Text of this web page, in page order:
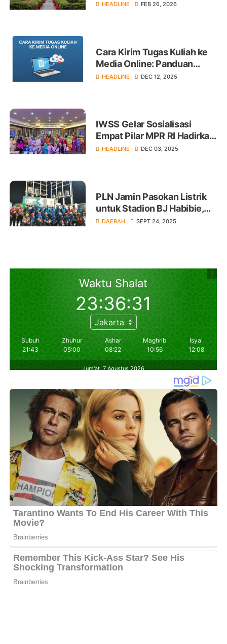
HEADLINE FEB 26, 2026
Cara Kirim Tugas Kuliah ke
Media Online: Panduan
Lengkap untuk Mahasiswa
HEADLINE DEC 12, 2025
IWSS Gelar Sosialisasi
Empat Pilar MPR RI Hadirkan
Sejumlah Narasumber
HEADLINE DEC 03, 2025
PLN Jamin Pasokan Listrik
untuk Stadion BJ Habibie,
Laga PSM Berjalan Lancar
DAERAH SEPT 24, 2025